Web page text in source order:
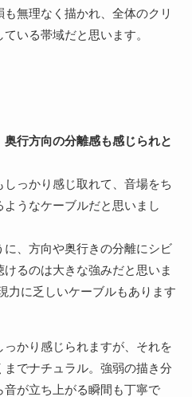
無理なく描かれ、全体のクリ
いる帯域だと思います。
行方向の分離感も感じられと
っかり感じ取れて、音場をち
うなケーブルだと思いまし
、方向や奥行きの分離にシビ
るのは大きな強みだと思いま
力に乏しいケーブルもあります
かり感じられますが、それを
でナチュラル。強弱の描き分
が立ち上がる瞬間も丁寧で